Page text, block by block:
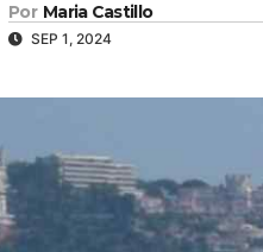
Por Maria Castillo
SEP 1, 2024